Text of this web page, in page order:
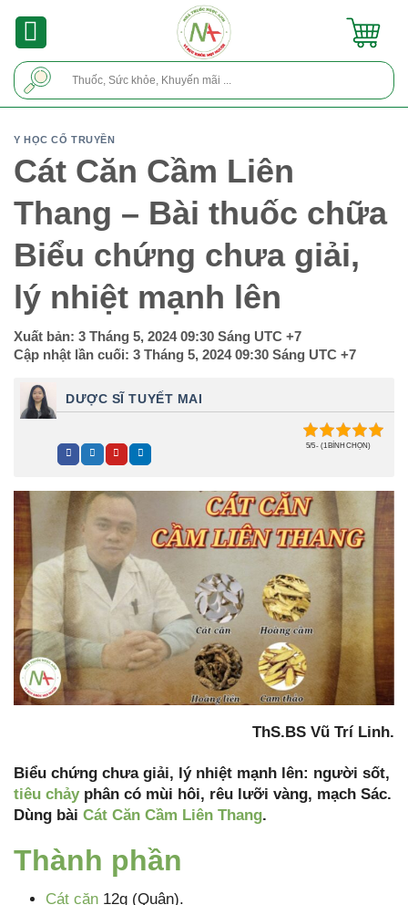
Y HỌC CỔ TRUYỀN
Cát Căn Cầm Liên
Thang – Bài thuốc chữa
Biểu chứng chưa giải,
lý nhiệt mạnh lên
Xuất bản: 3 Tháng 5, 2024 09:30 Sáng UTC +7
Cập nhật lần cuối: 3 Tháng 5, 2024 09:30 Sáng UTC +7
DƯỢC SĨ TUYẾT MAI
5/5 - (1 BÌNH CHỌN)
ThS.BS Vũ Trí Linh.
Biểu chứng chưa giải, lý nhiệt mạnh lên: người sốt,
tiêu chảyphân có mùi hôi, rêu lưỡi vàng, mạch Sác.
Dùng bài Cát Căn Cầm Liên Thang.
Thành phần
Cát căn 12g (Quân).